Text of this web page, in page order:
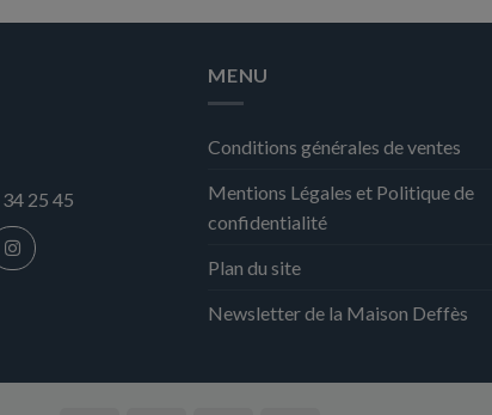
25 45
MENU
Conditions générales de ventes
Mentions Légales et Politique de
confidentialité
Plan du site
Newsletter de la Maison Deffès